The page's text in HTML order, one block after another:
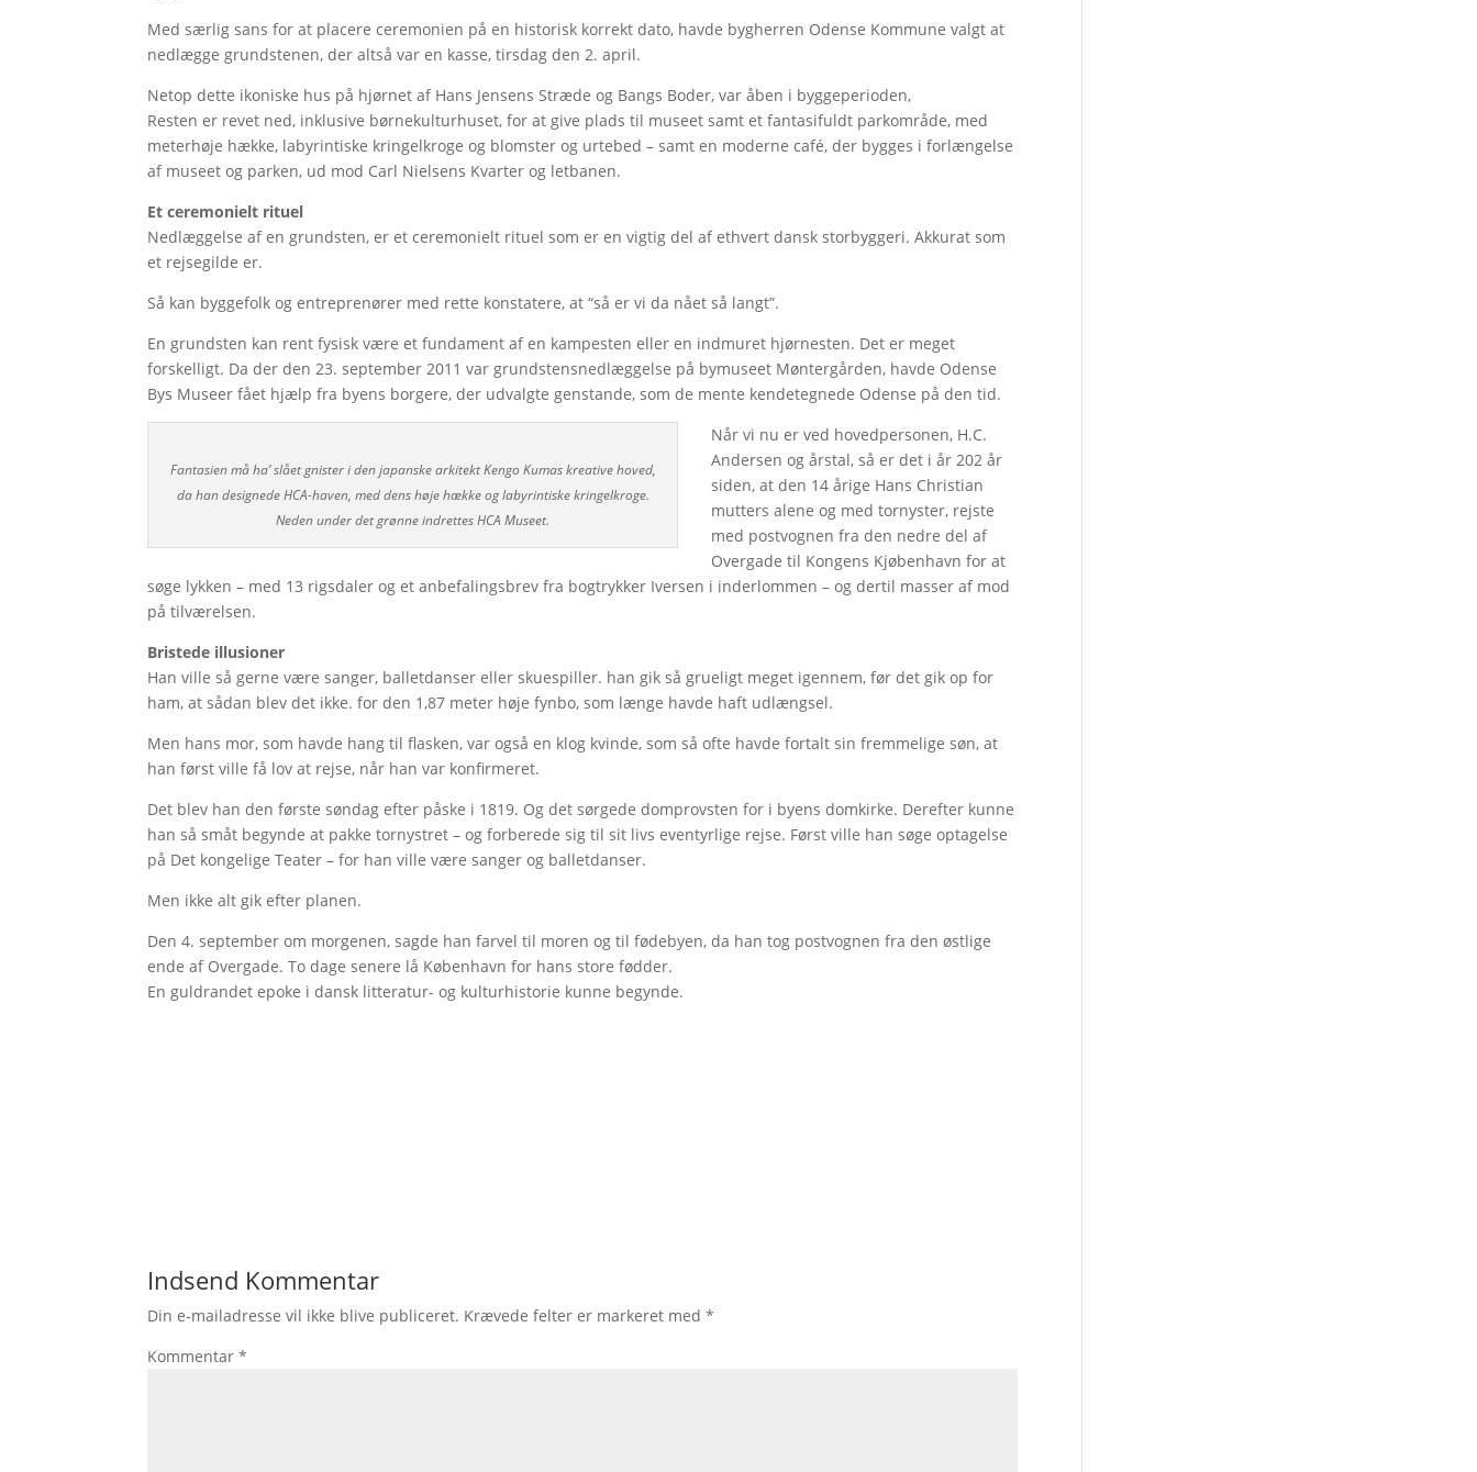
Med særlig sans for at placere ceremonien på en historisk korrekt dato, havde bygherren Odense Kommune valgt at
nedlægge grundstenen, der altså var en kasse, tirsdag den 2. april.
Netop dette ikoniske hus på hjørnet af Hans Jensens Stræde og Bangs Boder, var åben i byggeperioden,
Resten er revet ned, inklusive børnekulturhuset, for at give plads til museet samt et fantasifuldt parkområde, med
meterhøje hække, labyrintiske kringelkroge og blomster og urtebed – samt en moderne café, der bygges i forlængelse
af museet og parken, ud mod Carl Nielsens Kvarter og letbanen.
Et ceremonielt rituel
Nedlæggelse af en grundsten, er et ceremonielt rituel som er en vigtig del af ethvert dansk storbyggeri. Akkurat som
et rejsegilde er.
Så kan byggefolk og entreprenører med rette konstatere, at “så er vi da nået så langt”.
En grundsten kan rent fysisk være et fundament af en kampesten eller en indmuret hjørnesten. Det er meget
forskelligt. Da der den 23. september 2011 var grundstensnedlæggelse på bymuseet Møntergården, havde Odense
Bys Museer fået hjælp fra byens borgere, der udvalgte genstande, som de mente kendetegnede Odense på den tid.
Fantasien må ha’ slået gnister i den japanske arkitekt Kengo Kumas kreative hoved,
da han designede HCA-haven, med dens høje hække og labyrintiske kringelkroge.
Neden under det grønne indrettes HCA Museet.
Når vi nu er ved hovedpersonen, H.C.
Andersen og årstal, så er det i år 202 år
siden, at den 14 årige Hans Christian
mutters alene og med tornyster, rejste
med postvognen fra den nedre del af
Overgade til Kongens Kjøbenhavn for at
søge lykken – med 13 rigsdaler og et anbefalingsbrev fra bogtrykker Iversen i inderlommen – og dertil masser af mod
på tilværelsen.
Bristede illusioner
Han ville så gerne være sanger, balletdanser eller skuespiller. han gik så grueligt meget igennem, før det gik op for
ham, at sådan blev det ikke. for den 1,87 meter høje fynbo, som længe havde haft udlængsel.
Men hans mor, som havde hang til flasken, var også en klog kvinde, som så ofte havde fortalt sin fremmelige søn, at
han først ville få lov at rejse, når han var konfirmeret.
Det blev han den første søndag efter påske i 1819. Og det sørgede domprovsten for i byens domkirke. Derefter kunne
han så småt begynde at pakke tornystret – og forberede sig til sit livs eventyrlige rejse. Først ville han søge optagelse
på Det kongelige Teater – for han ville være sanger og balletdanser.
Men ikke alt gik efter planen.
Den 4. september om morgenen, sagde han farvel til moren og til fødebyen, da han tog postvognen fra den østlige
ende af Overgade. To dage senere lå København for hans store fødder.
En guldrandet epoke i dansk litteratur- og kulturhistorie kunne begynde.
Indsend Kommentar
Din e-mailadresse vil ikke blive publiceret. Krævede felter er markeret med*
Kommentar*